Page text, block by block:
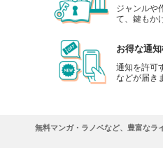
ジャンルや
て、鍵もか
お得な通知
通知を許可
などが届き
無料マンガ・ラノベなど、豊富なラ